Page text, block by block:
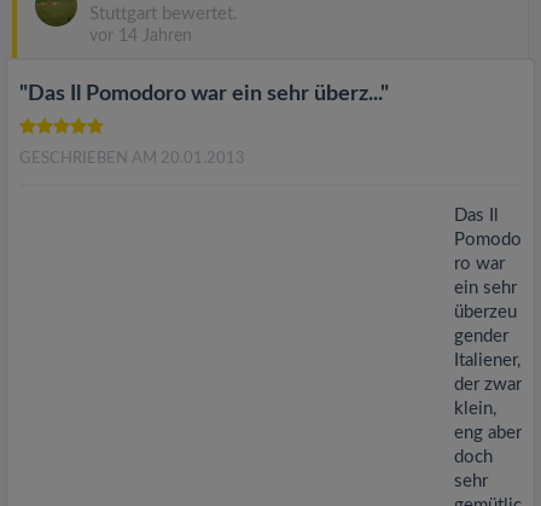
Stuttgart bewertet.
vor 14 Jahren
"Das Il Pomodoro war ein sehr überz..."
GESCHRIEBEN AM 20.01.2013
Das Il
Pomodo
ro war
ein sehr
überzeu
gender
Italiener,
der zwar
klein,
eng aber
doch
sehr
a
t